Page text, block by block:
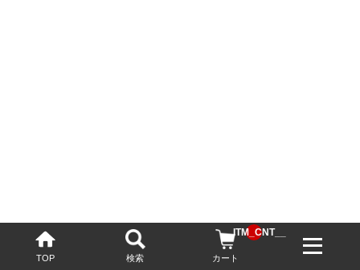
TOP 検索 カート
__ITM_CNT__